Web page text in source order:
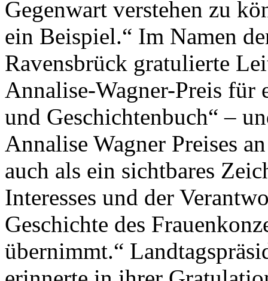
Gegenwart verstehen zu
ein Beispiel.“ Im Namen
Ravensbrück gratulierte
Annalise-Wagner-Preis für
und Geschichtenbuch“ –
Annalise Wagner Preises
auch als ein sichtbares
Interesses und der
Geschichte des
übernimmt.“